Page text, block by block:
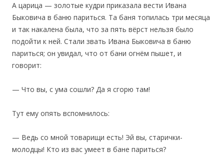
А царица — золотые кудри приказала вести Ивана
Быковича в баню париться. Та баня топилась три месяца
и так накалена была, что за пять вёрст нельзя было
подойти к ней. Стали звать Ивана Быковича в баню
париться; он увидал, что от бани огнём пышет, и
говорит:
— Что вы, с ума сошли? Да я сгорю там!
Тут ему опять вспомнилось:
— Ведь со мной товарищи есть! Эй вы, старички-
молодцы! Кто из вас умеет в бане париться?